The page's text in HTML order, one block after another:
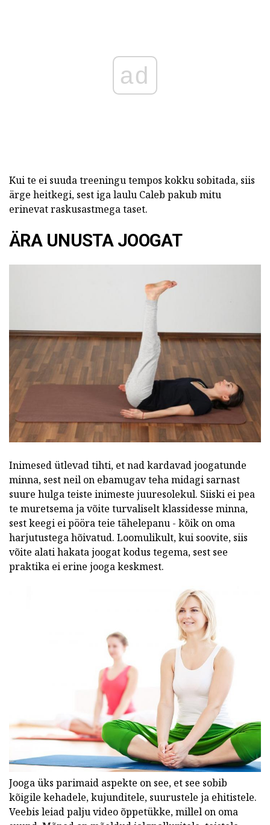
ad
Kui te ei suuda treeningu tempos kokku sobitada, siis
ärge heitkegi, sest iga laulu Caleb pakub mitu
erinevat raskusastmega taset.
ÄRA UNUSTA JOOGAT
Inimesed ütlevad tihti, et nad kardavad joogatunde
minna, sest neil on ebamugav teha midagi sarnast
suure hulga teiste inimeste juuresolekul. Siiski ei pea
te muretsema ja võite turvaliselt klassidesse minna,
sest keegi ei pööra teie tähelepanu - kõik on oma
harjutustega hõivatud. Loomulikult, kui soovite, siis
võite alati hakata joogat kodus tegema, sest see
praktika ei erine jooga keskmest.
Jooga üks parimaid aspekte on see, et see sobib
kõigile kehadele, kujunditele, suurustele ja ehitistele.
Veebis leiad palju video õppetükke, millel on oma